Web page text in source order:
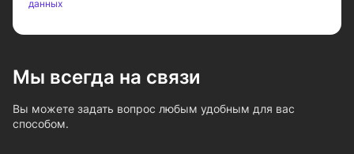
данных
Мы всегда на связи
Вы можете задать вопрос любым удобным для вас
способом.